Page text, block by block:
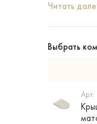
Читать
Выбрать
Арт: